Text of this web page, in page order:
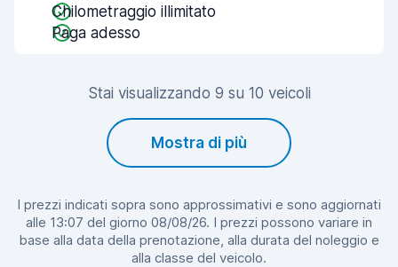
Chilometraggio illimitato
Paga adesso
Stai visualizzando 9 su 10 veicoli
Mostra di più
I prezzi indicati sopra sono approssimativi e sono aggiornati
alle 13:07 del giorno 08/08/26. I prezzi possono variare in
base alla data della prenotazione, alla durata del noleggio e
alla classe del veicolo.